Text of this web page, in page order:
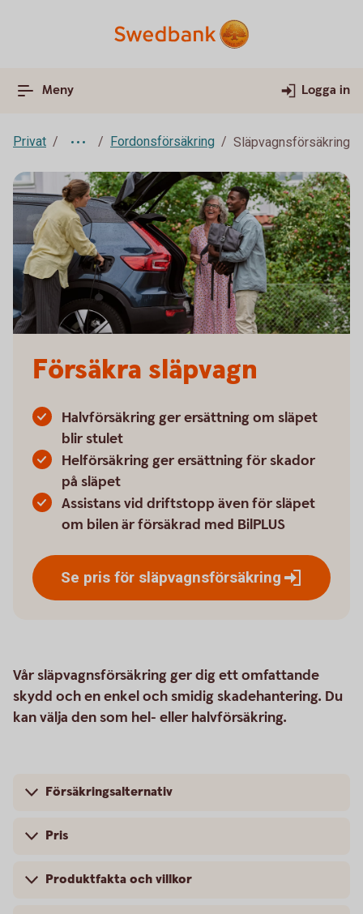
Meny Logga in
Privat Fordonsförsäkring Släpvagnsförsäkring
Försäkra släpvagn
Halvförsäkring ger ersättning om släpet
blir stulet
Helförsäkring ger ersättning för skador
på släpet
Assistans vid driftstopp även för släpet
om bilen är försäkrad med BilPLUS
Se pris för släpvagnsförsäkring
Vår släpvagnsförsäkring ger dig ett omfattande
skydd och en enkel och smidig skadehantering. Du
kan välja den som hel- eller halvförsäkring.
Försäkringsalternativ
Pris
Produktfakta och villkor